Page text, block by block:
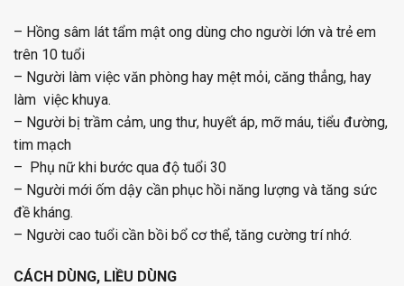
– Hồng sâm lát tẩm mật ong dùng cho người lớn và trẻ em
trên 10 tuổi
– Người làm việc văn phòng hay mệt mỏi, căng thẳng, hay
làm việc khuya.
– Người bị trầm cảm, ung thư, huyết áp, mỡ máu, tiểu đường,
tim mạch
– Phụ nữ khi bước qua độ tuổi 30
– Người mới ốm dậy cần phục hồi năng lượng và tăng sức
đề kháng.
– Người cao tuổi cần bồi bổ cơ thể, tăng cường trí nhớ.
CÁCH DÙNG, LIỀU DÙNG